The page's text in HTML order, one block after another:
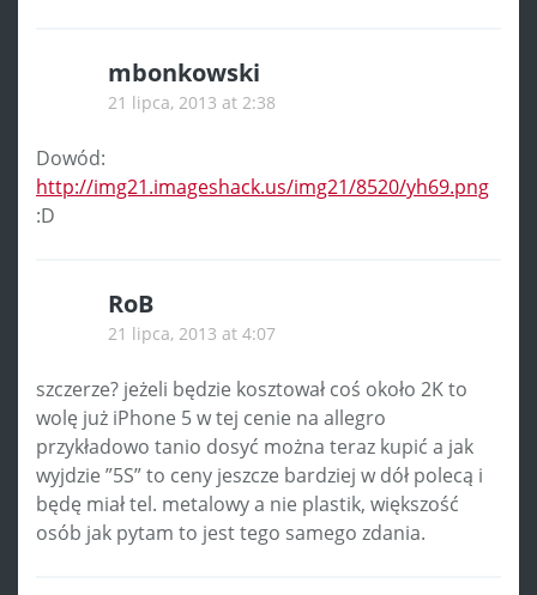
mbonkowski
21 lipca, 2013 at 2:38
Dowód:
http://img21.imageshack.us/img21/8520/yh69.png
:D
RoB
21 lipca, 2013 at 4:07
szczerze? jeżeli będzie kosztował coś około 2K to
wolę już iPhone 5 w tej cenie na allegro
przykładowo tanio dosyć można teraz kupić a jak
wyjdzie ”5S” to ceny jeszcze bardziej w dół polecą i
będę miał tel. metalowy a nie plastik, większość
osób jak pytam to jest tego samego zdania.